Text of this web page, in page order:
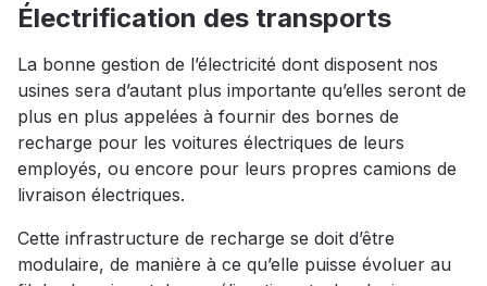
Électrification des transports
La bonne gestion de l’électricité dont disposent nos
usines sera d’autant plus importante qu’elles seront de
plus en plus appelées à fournir des bornes de
recharge pour les voitures électriques de leurs
employés, ou encore pour leurs propres camions de
livraison électriques.
Cette infrastructure de recharge se doit d’être
modulaire, de manière à ce qu’elle puisse évoluer au